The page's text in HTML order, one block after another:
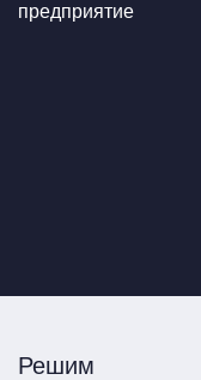
предприятие
Решим